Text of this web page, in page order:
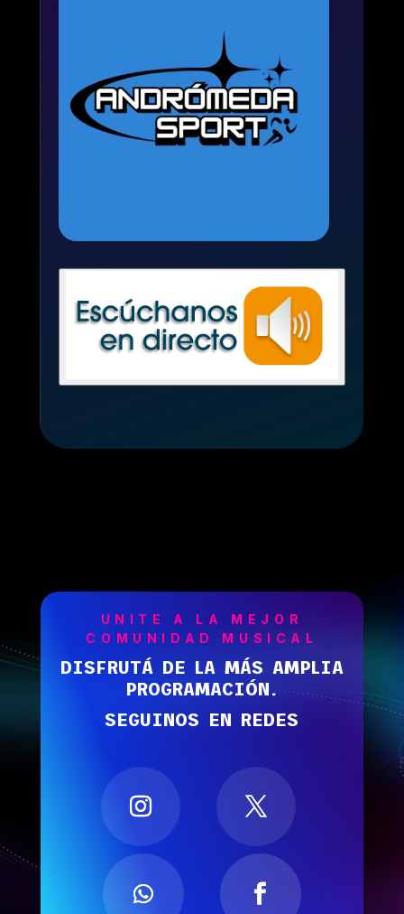
UNITE A LA MEJOR
COMUNIDAD MUSICAL
DISFRUTÁ DE LA MÁS AMPLIA
PROGRAMACIÓN.
SEGUINOS EN REDES